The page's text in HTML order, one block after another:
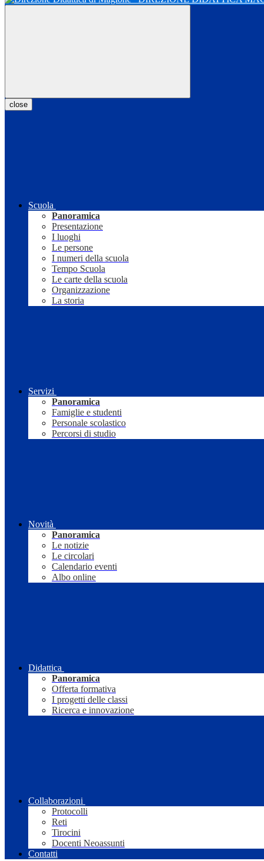
close
Scuola
Panoramica
Presentazione
I luoghi
Le persone
I numeri della scuola
Tempo Scuola
Le carte della scuola
Organizzazione
La storia
Servizi
Panoramica
Famiglie e studenti
Personale scolastico
Percorsi di studio
Novità
Panoramica
Le notizie
Le circolari
Calendario eventi
Albo online
Didattica
Panoramica
Offerta formativa
I progetti delle classi
Ricerca e innovazione
Collaborazioni
Protocolli
Reti
Tirocini
Docenti Neoassunti
Contatti